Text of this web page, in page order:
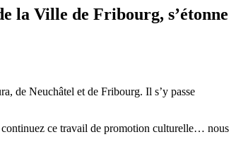
la Ville de Fribourg, s’étonne
de Neuchâtel et de Fribourg. Il s’y passe
continuez ce travail de promotion culturelle… nous